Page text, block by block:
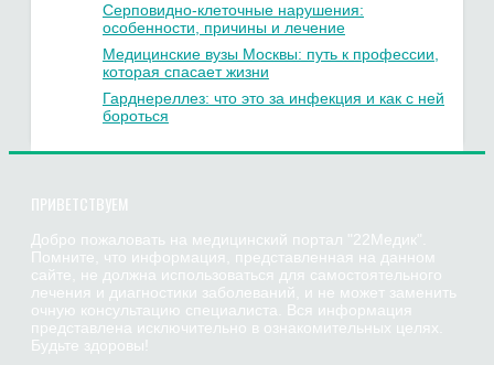
Серповидно-клеточные нарушения:
особенности, причины и лечение
Медицинские вузы Москвы: путь к профессии,
которая спасает жизни
Гарднереллез: что это за инфекция и как с ней
бороться
ПРИВЕТСТВУЕМ
Добро пожаловать на медицинский портал "22Медик".
Помните, что информация, представленная на данном
сайте, не должна использоваться для самостоятельного
лечения и диагностики заболеваний, и не может заменить
очную консультацию специалиста. Вся информация
представлена исключительно в ознакомительных целях.
Будьте здоровы!